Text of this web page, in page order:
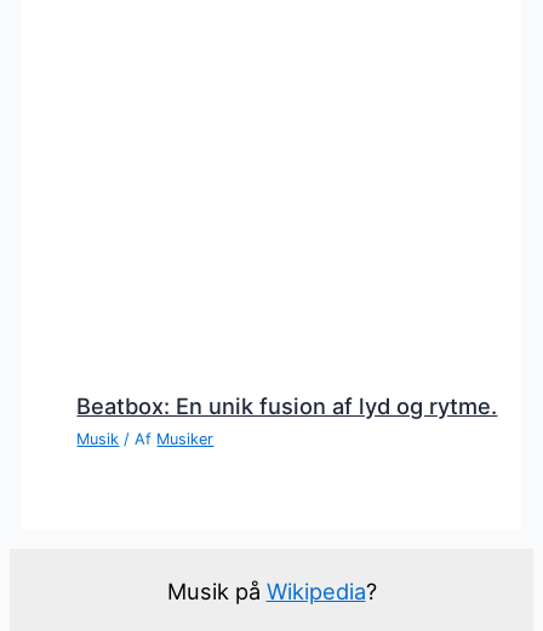
Beatbox: En unik fusion af lyd og rytme.
Musik / Af Musiker
Musik på Wikipedia?